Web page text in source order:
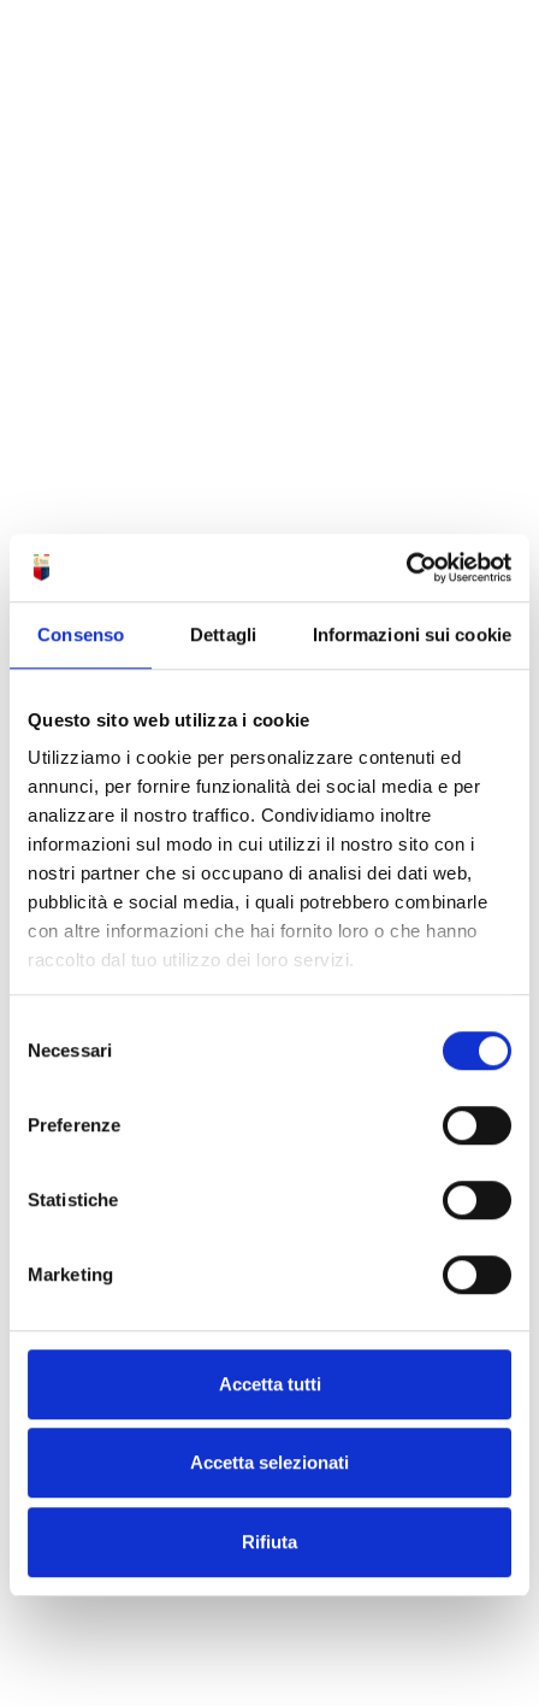
Consenso Dettagli Informazioni sui cookie
Questo sito web utilizza i cookie
Utilizziamo i cookie per personalizzare contenuti ed
annunci, per fornire funzionalità dei social media e per
analizzare il nostro traffico. Condividiamo inoltre
informazioni sul modo in cui utilizzi il nostro sito con i
nostri partner che si occupano di analisi dei dati web,
pubblicità e social media, i quali potrebbero combinarle
con altre informazioni che hai fornito loro o che hanno
raccolto dal tuo utilizzo dei loro servizi.
delNecessari
Preferenze
Statistiche
Marketing
Accetta tutti
Accetta selezionati
Rifiuta